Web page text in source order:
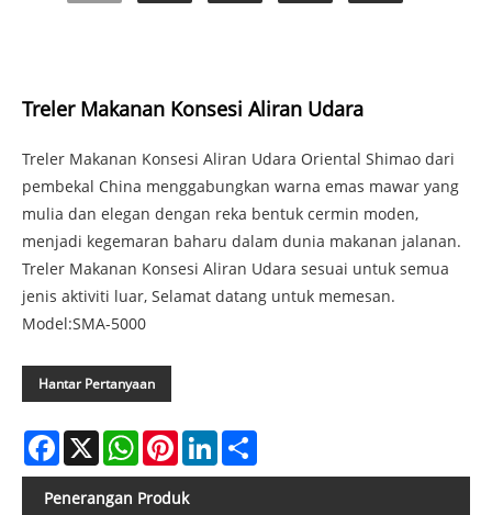
Treler Makanan Konsesi Aliran Udara
Treler Makanan Konsesi Aliran Udara Oriental Shimao dari
pembekal China menggabungkan warna emas mawar yang
mulia dan elegan dengan reka bentuk cermin moden,
menjadi kegemaran baharu dalam dunia makanan jalanan.
Treler Makanan Konsesi Aliran Udara sesuai untuk semua
jenis aktiviti luar, Selamat datang untuk memesan.
Model:SMA-5000
Hantar Pertanyaan
Facebook
X WhatsAppPinterestLinkedIn
Penerangan Produk